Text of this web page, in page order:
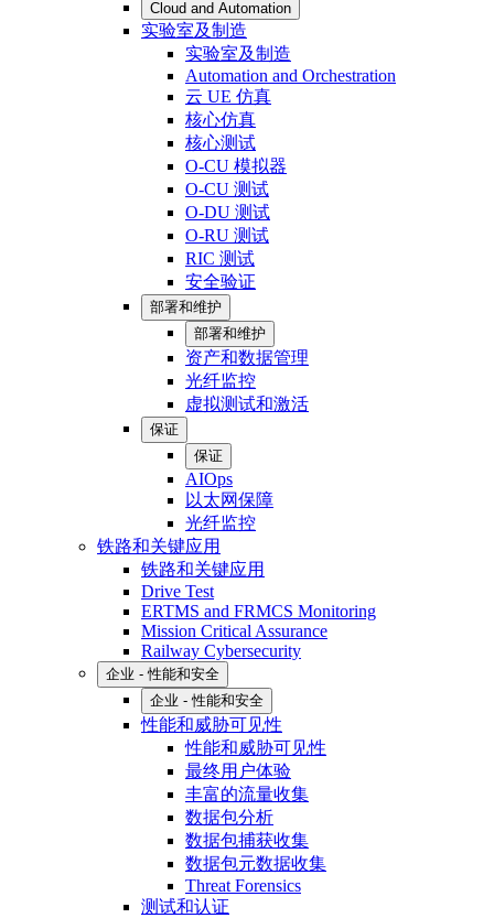
Cloud and Automation
实验室及制造
实验室及制造
Automation and Orchestration
云 UE 仿真
核心仿真
核心测试
O-CU 模拟器
O-CU 测试
O-DU 测试
O-RU 测试
RIC 测试
安全验证
部署和维护
部署和维护
资产和数据管理
光纤监控
虚拟测试和激活
保证
保证
AIOps
以太网保障
光纤监控
铁路和关键应用
铁路和关键应用
Drive Test
ERTMS and FRMCS Monitoring
Mission Critical Assurance
Railway Cybersecurity
企业 - 性能和安全
企业 - 性能和安全
性能和威胁可见性
性能和威胁可见性
最终用户体验
丰富的流量收集
数据包分析
数据包捕获收集
数据包元数据收集
Threat Forensics
测试和认证